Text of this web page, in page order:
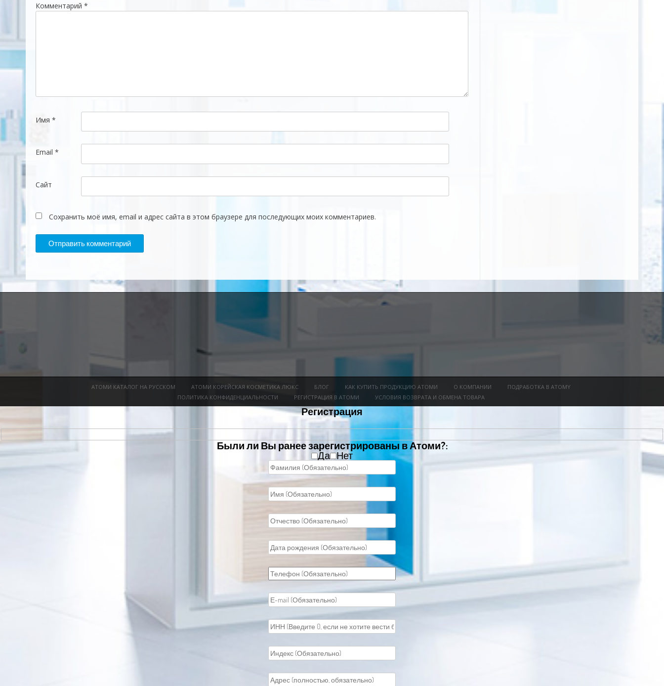
Комментарий *
Имя *
Email *
Сайт
Сохранить моё имя, email и адрес сайта в этом браузере для последующих моих комментариев.
АТОМИ КАТАЛОГ НА РУССКОМ АТОМИ КОРЕЙСКАЯ КОСМЕТИКА ЛЮКС БЛОГ КАК КУПИТЬ ПРОДУКЦИЮ АТОМИ О КОМПАНИИ
ПОДРАБОТКА В ATOMY
ПОЛИТИКА КОНФИДЕНЦИАЛЬНОСТИ
РЕГИСТРАЦИЯ В АТОМИ УСЛОВИЯ ВОЗВРАТА И ОБМЕНА ТОВАРА
Регистрация
Были ли Вы ранее зарегистрированы в Атоми?:
Да Нет